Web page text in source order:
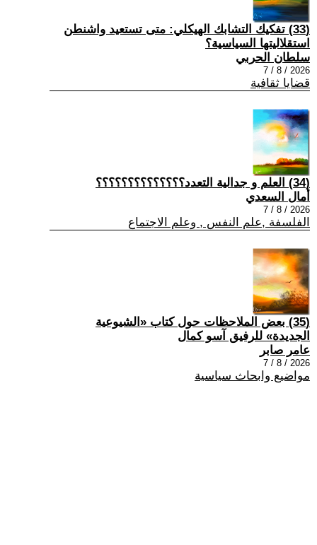
(33) تفكيك التشابك الهيكلي: متى تستعيد واشنطن
استقلاليتها السياسية؟
سلطان الحربي
2026 / 8 / 7
قضايا ثقافية
(34) العلم و جدالية التعدد؟؟؟؟؟؟؟؟؟؟؟؟؟؟
أمال السعدي
2026 / 8 / 7
الفلسفة ,علم النفس , وعلم الاجتماع
(35) بعض الملاحظات حول كتاب «الشيوعية
الجديدة» للرفيق آسو كمال
عامر صابر
2026 / 8 / 7
مواضيع وابحاث سياسية